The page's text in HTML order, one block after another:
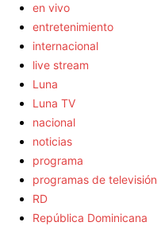
en vivo
entretenimiento
internacional
live stream
Luna
Luna TV
nacional
noticias
programa
programas de televisión
RD
República Dominicana